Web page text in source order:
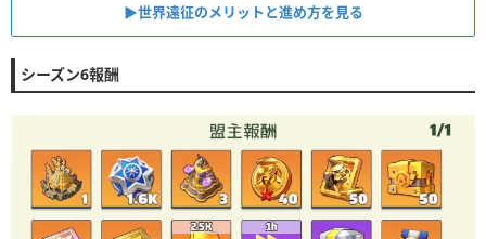
▶︎世界遠征のメリットと進め方を見る
シーズン6報酬